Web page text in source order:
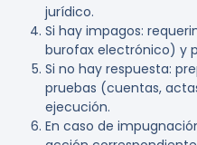
jurídico.
Si hay impagos:
burofax electrónico) y
Si no hay respuesta:
pruebas (cuentas,
ejecución.
En caso de